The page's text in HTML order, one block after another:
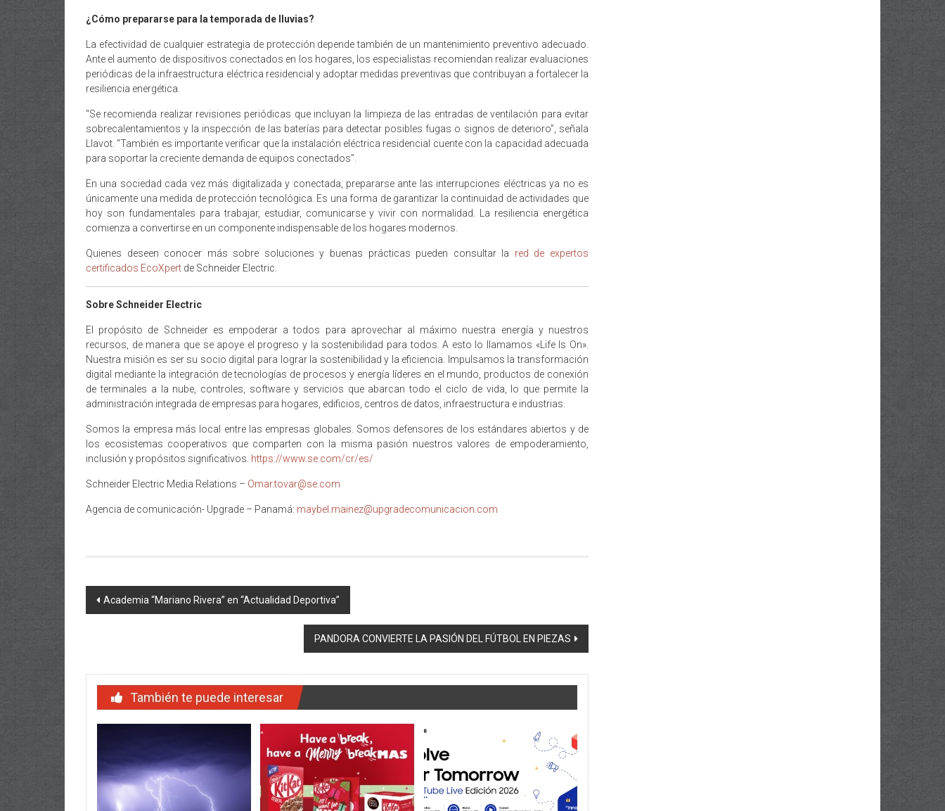
¿Cómo prepararse para la temporada de lluvias?
La efectividad de cualquier estrategia de protección depende también de un mantenimiento preventivo adecuado.
Ante el aumento de dispositivos conectados en los hogares, los especialistas recomiendan realizar evaluaciones
periódicas de la infraestructura eléctrica residencial y adoptar medidas preventivas que contribuyan a fortalecer la
resiliencia energética.
“Se recomienda realizar revisiones periódicas que incluyan la limpieza de las entradas de ventilación para evitar
sobrecalentamientos y la inspección de las baterías para detectar posibles fugas o signos de deterioro”, señala
Llavot. “También es importante verificar que la instalación eléctrica residencial cuente con la capacidad adecuada
para soportar la creciente demanda de equipos conectados”.
En una sociedad cada vez más digitalizada y conectada, prepararse ante las interrupciones eléctricas ya no es
únicamente una medida de protección tecnológica. Es una forma de garantizar la continuidad de actividades que
hoy son fundamentales para trabajar, estudiar, comunicarse y vivir con normalidad. La resiliencia energética
comienza a convertirse en un componente indispensable de los hogares modernos.
Quienes deseen conocer más sobre soluciones y buenas prácticas pueden consultar la red de expertos
certificados EcoXpert de Schneider Electric.
Sobre Schneider Electric
El propósito de Schneider es empoderar a todos para aprovechar al máximo nuestra energía y nuestros
recursos, de manera que se apoye el progreso y la sostenibilidad para todos. A esto lo llamamos «Life Is On».
Nuestra misión es ser su socio digital para lograr la sostenibilidad y la eficiencia. Impulsamos la transformación
digital mediante la integración de tecnologías de procesos y energía líderes en el mundo, productos de conexión
de terminales a la nube, controles, software y servicios que abarcan todo el ciclo de vida, lo que permite la
administración integrada de empresas para hogares, edificios, centros de datos, infraestructura e industrias.
Somos la empresa más local entre las empresas globales. Somos defensores de los estándares abiertos y de
los ecosistemas cooperativos que comparten con la misma pasión nuestros valores de empoderamiento,
inclusión y propósitos significativos. https://www.se.com/cr/es/
Schneider Electric Media Relations – Omar.tovar@se.com
Agencia de comunicación- Upgrade – Panamá: maybel.mainez@upgradecomunicacion.com
Navegación
Academia “Mariano Rivera” en “Actualidad Deportiva”
PANDORA CONVIERTE LA PASIÓN DEL FÚTBOL EN PIEZAS
También te puede interesar